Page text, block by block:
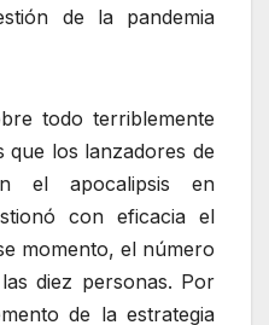
de la pandemia
todo terriblemente
que los lanzadores de
el apocalipsis en
con eficacia el
momento, el número
diez personas. Por
de la estrategia